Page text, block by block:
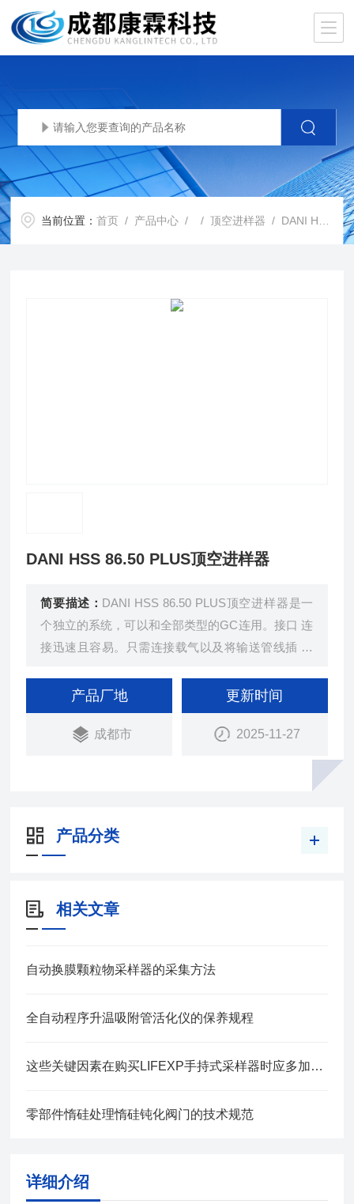
当前位置：首页 / 产品中心 / /顶空进样器 / DANI HSS 86.50 PLUS顶空进样器
DANI HSS 86.50 PLUS顶空进样器
简要描述： DANI HSS 86.50 PLUS顶空进样器是一
个独立的系统，可以和全部类型的GC连用。接口 连
接迅速且容易。只需连接载气以及将输送管线插 入
示，也可通过软件控制。
产品厂地
成都市
更新时间
2025-11-27
产品分类
相关文章
自动换膜颗粒物采样器的采集方法
全自动程序升温吸附管活化仪的保养规程
这些关键因素在购买LIFEXP手持式采样器时应多加考虑
零部件惰硅处理惰硅钝化阀门的技术规范
详细介绍